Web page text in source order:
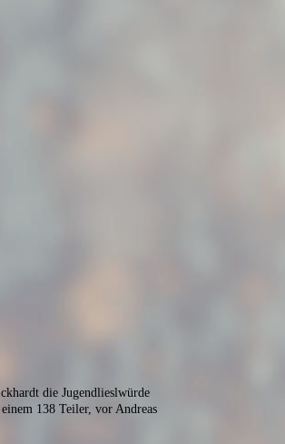
die Jugendlieslwürde
138 Teiler, vor Andreas